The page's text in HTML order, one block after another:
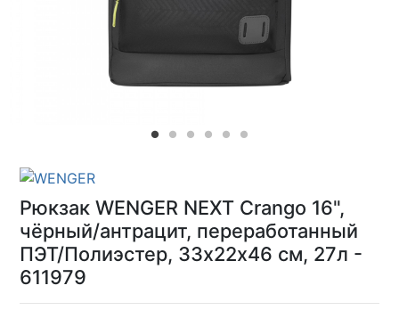
Рюкзак WENGER NEXT Crango 16",
чёрный/антрацит, переработанный
ПЭТ/Полиэстер, 33х22х46 см, 27л -
611979